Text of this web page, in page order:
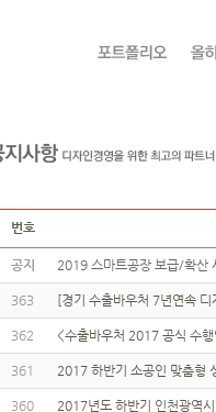
번호
공지 2019 스마트공장 보급/확
363 [경기 수출바우처 7년연속
362 <수출바우처 2017 공식 수
361 2017 하반기 소공인 맞춤형
360 2017년도 하반기 인천광역